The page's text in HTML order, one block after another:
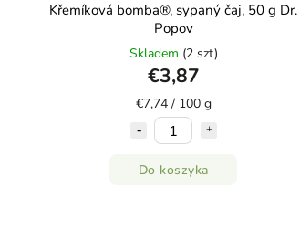
Křemíková bomba®, sypaný čaj, 50 g Dr.
Popov
Skladem (2 szt)
€3,87
€7,74 / 100 g
Do koszyka